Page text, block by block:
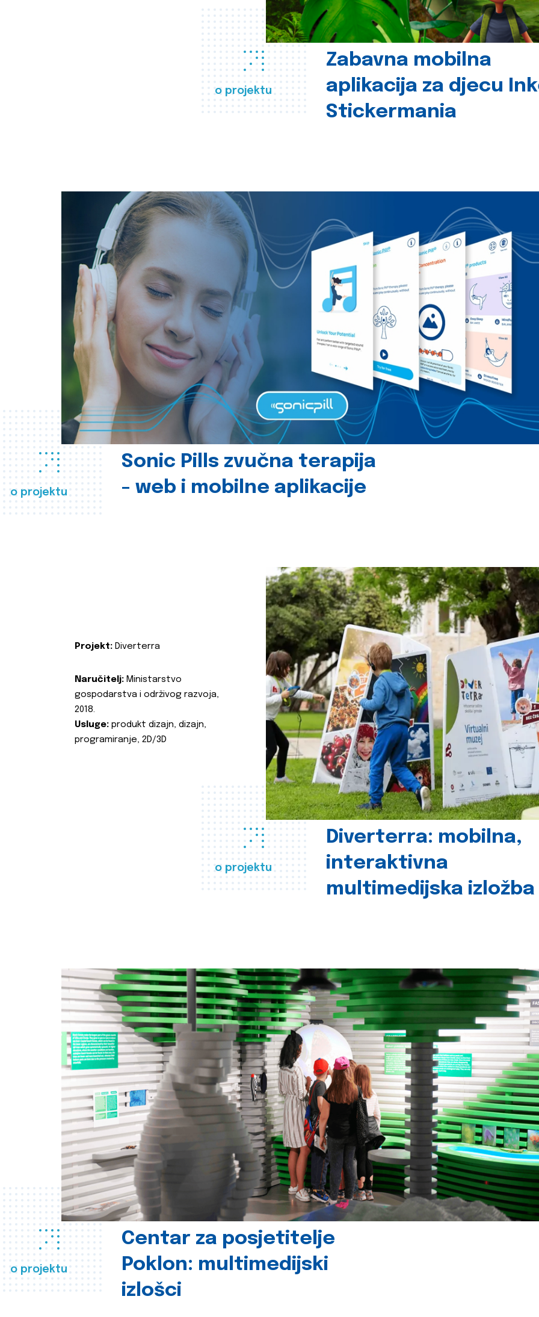
o projektu
Zabavna mobilna
aplikacija za djecu
Stickermania
o projektu
Sonic Pills zvučna terapija
- web i mobilne aplikacije
o projektu
Diverterra: mobilna,
interaktivna
multimedijska izložba
Projekt: Diverterra
Naručitelj: Ministarstvo
gospodarstva i održivog razvoja,
2018.
Usluge: produkt dizajn, dizajn,
programiranje, 2D/3D
o projektu
Centar za posjetitelje
Poklon: multimedijski
izlošci